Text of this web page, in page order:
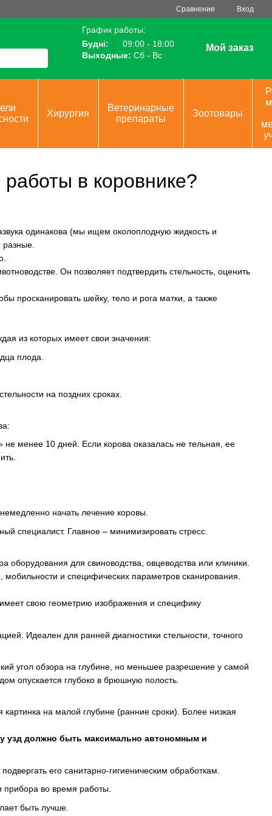
Сравнение Вход
График работы:
Будні:
09:00 - 18:00
Выходные: Сб - Вс
Мой заказ
Хирургия
Ветеринарные
препараты
Зоотовары
в коровнике?
одинакова (мы ищем околоплодную жидкость и
разные.
Он позволяет подтвердить стельность, оценить
просканировать шейку, тело и рога матки, а также
из которых имеет свои значения:
плода.
на поздних сроках.
менее 10 дней. Если корова оказалась не тельная, ее
начать лечение коровы.
специалист. Главное – минимизировать стресс.
для свиноводства, овцеводства или клиники.
мобильности и специфических параметров сканирования.
свою геометрию изображения и специфику
Идеален для ранней диагностики стельности, точного
угол обзора на глубине, но меньшее разрешение у самой
опускается глубоко в брюшную полость.
на малой глубине (ранние сроки). Более низкая
узд должно быть максимально автономным и
его санитарно-гигиеническим обработкам.
прибора во время работы.
быть лучше.